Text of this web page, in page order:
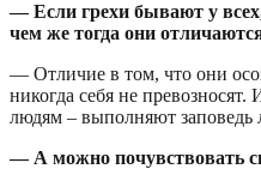
— Если грехи бывают у
чем же тогда они
— Отличие в том, что они
никогда себя не
людям – выполняют заповедь
— А можно почувствовать